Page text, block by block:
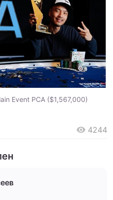
Event PCA ($1,567,000)
4244